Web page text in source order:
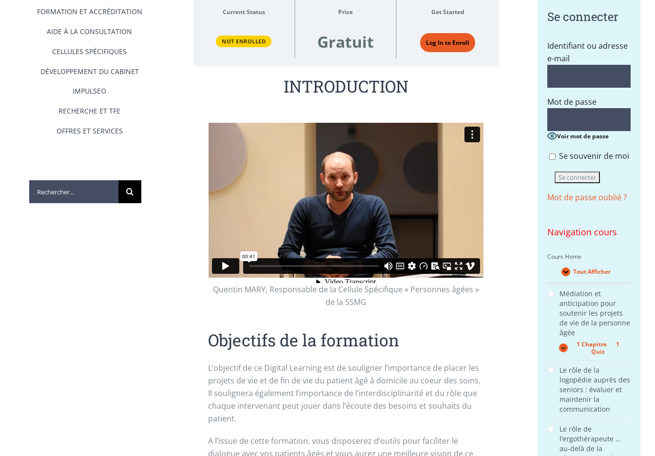
FORMATION ET ACCRÉDITATION
AIDE À LA CONSULTATION
CELLULES SPÉCIFIQUES
DÉVELOPPEMENT DU CABINET
IMPULSEO
RECHERCHE ET TFE
OFFRES ET SERVICES
Current Status
NOT ENROLLED
Price
Gratuit
Get Started
Log In to Enroll
INTRODUCTION
Quentin MARY, Responsable de la Cellule Spécifique « Personnes âgées »
de la SSMG
Objectifs de la formation
L’objectif de ce Digital Learning est de souligner l’importance de placer les
projets de vie et de fin de vie du patient âgé à domicile au coeur des soins.
Il soulignera également l’importance de l’interdisciplinarité et du rôle que
chaque intervenant peut jouer dans l’écoute des besoins et souhaits du
patient.
A l’issue de cette formation, vous disposerez d’outils pour faciliter le
dialogue avec vos patients âgés et vous aurez une meilleure vision de ce
Se connecter
Identifiant ou adresse
e-mail
Mot de passe
Voir mot de passe
Se souvenir de moi
Mot de passe oublié ?
Navigation cours
Cours Home
Tout Afficher
Leçons
Médiation et
anticipation pour
soutenir les projets
de vie de la personne
âgée
Expand
Médiation
pour
soutenir
les
projets
de
vie
personne
âgée
1 Chapitre
1
Quiz
Le rôle de la
logopédie auprès des
seniors : évaluer et
maintenir la
communication
Le rôle de
l’ergothérapeute …
au-delà de la